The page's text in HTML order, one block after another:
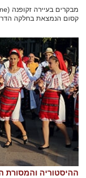
קסום הנמצאת בחלקה
ההיסטוריה והמסורת